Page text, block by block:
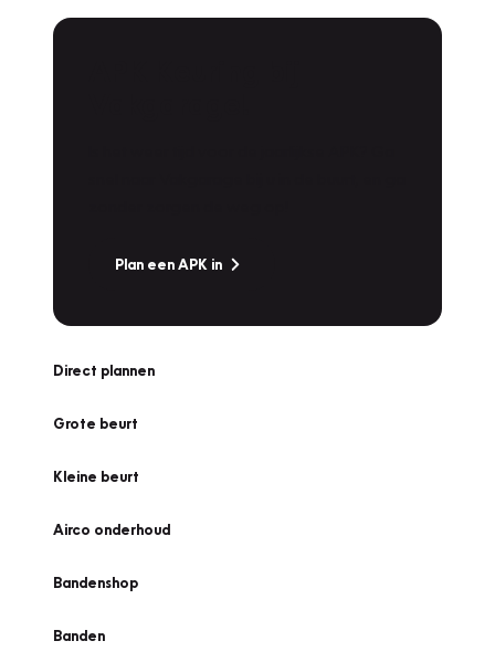
Plan een APK in
Direct plannen
Grote beurt
Kleine beurt
Airco onderhoud
Bandenshop
Banden